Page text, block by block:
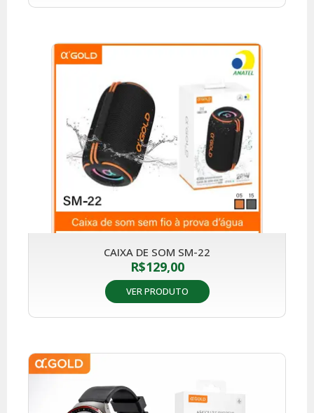
CAIXA DE SOM SM-22
R$129,00
VER PRODUTO